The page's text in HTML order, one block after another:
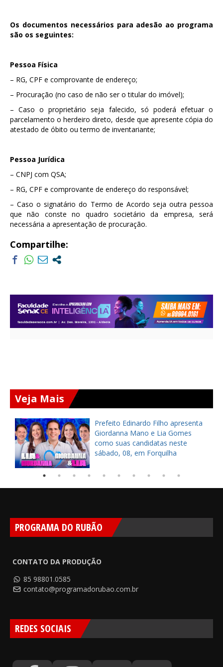
Os documentos necessários para adesão ao programa
são os seguintes:
Pessoa Física
– RG, CPF e comprovante de endereço;
– Procuração (no caso de não ser o titular do imóvel);
– Caso o proprietário seja falecido, só poderá efetuar o
parcelamento o herdeiro direto, desde que apresente cópia do
atestado de óbito ou termo de inventariante;
Pessoa Jurídica
– CNPJ com QSA;
– RG, CPF e comprovante de endereço do responsável;
– Caso o signatário do Termo de Acordo seja outra pessoa
que não conste no quadro societário da empresa, será
necessária a apresentação de procuração.
Compartilhe:
Veja Mais
Prefeito Edinardo Filho apresenta
Giordanna Mano e Lia Gomes
como suas candidatas neste
sábado, 08, em Forquilha
PROGRAMA DO RUBÃO
CONTATO DA PRODUÇÃO
85 98801.0585
contato@programadorubao.com.br
REDES SOCIAIS